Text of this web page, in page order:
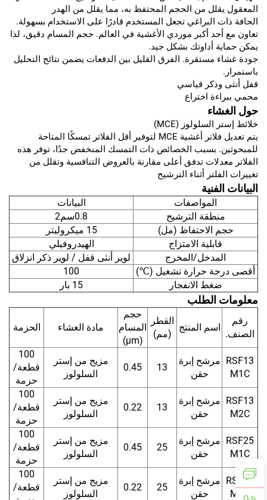
المعقول يقلل من الحجم المحتفظ به، مما يقلل من الهدر
الحافة ذات البراغي تجعل المستخدم قادرًا على الاستخدام بسهولة.
تعاون مع أحد أكبر موردي الأغشية في العالم. حجم المسام دقيق، لذا
يمكن حماية أداوتك بشكل جيد.
جودة غشاء مستقرة. الفرق القليل بين الدفعات يضمن نتائج التحليل
باستمرار.
قفل أنثى وذكر قياسي
محمي ببراءة اختراع
حول الغشاء
خلائط إستر السلولوز (MCE)
يتم تعديل فلاتر أغشية MCE لتوفير أقل الفلاتر تمسكًا المتاحة
للمبحوثين. بسبب الخصائص ذات التمسك المنخفض جدًا، توفر هذه
الفلاتر معدلات تدفق أعلى مقارنة بالعروض التنافسية وتقلل من
تغييرات الفلتر أثناء الترشيح
البيانات الفنية
المواصفات
البيانات
منطقة الترشيح
0.8سم2
حجم الاحتفاظ (مل)
15 ميكروليتر
قابلية الامتزاج
الهيدروفيلي
المدخل/المخرج
لوير أنثى قفل / لوير ذكر انزلاق
أقصى درجة حرارة تشغيل (℃)
100
ضغط الانفجار
15 بار
معلومات الطلب
رقم
الصنف.
اسم المنتج
القطر
(مم)
حجم
المسام
(μm)
مادة الغشاء الحزمة
RSF13
M1C
مرشح إبرة
حقن
13
0.45
مزيج من إستر
السلولوز
100
قطعة/
حزمة
RSF13
M2C
مرشح إبرة
حقن
13
0.22
مزيج من إستر
السلولوز
100
قطعة/
حزمة
RSF25
M1C
مرشح إبرة
حقن
25
0.45
مزيج من إستر
السلولوز
100
قطعة/
حزمة
RSF25
M2C
مرشح إبرة
حقن
25
0.22
مزيج من إستر
السلولوز
100
قطعة/